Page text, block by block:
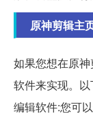
原神剪辑主
如果您想在原
软件来实现。
编辑软件:您可